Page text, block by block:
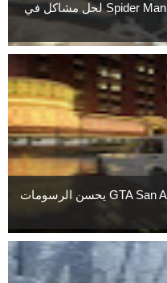
تحديث جديد للعبة Spider Man Miles Morales لحل مشاكل في
مود جديد تحصل عليه لعبة GTA San Andreas يحسن الرسومات